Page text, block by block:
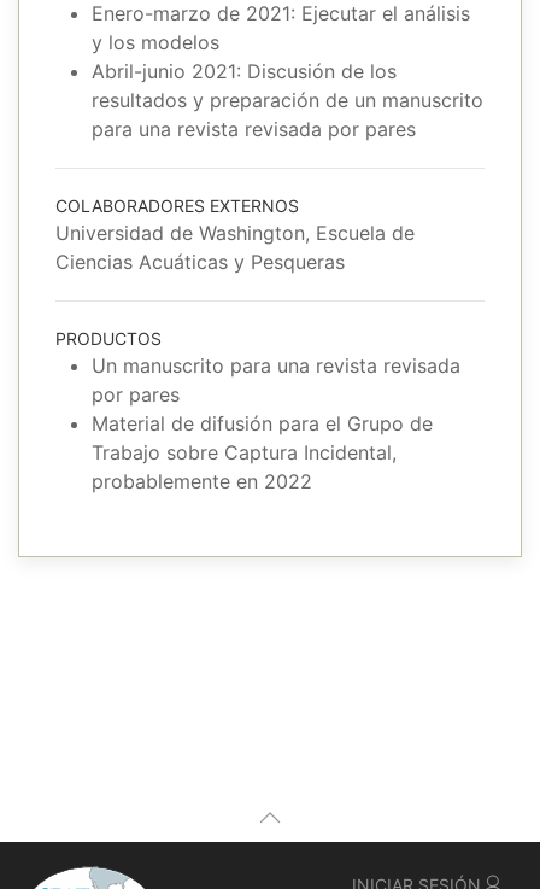
Enero-marzo de 2021: Ejecutar el análisis
y los modelos
Abril-junio 2021: Discusión de los
resultados y preparación de un manuscrito
para una revista revisada por pares
COLABORADORES EXTERNOS
Universidad de Washington, Escuela de
Ciencias Acuáticas y Pesqueras
PRODUCTOS
Un manuscrito para una revista revisada
por pares
Material de difusión para el Grupo de
Trabajo sobre Captura Incidental,
probablemente en 2022
INICIAR SESIÓN